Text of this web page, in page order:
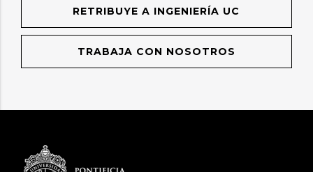
RETRIBUYE A INGENIERÍA UC
TRABAJA CON NOSOTROS